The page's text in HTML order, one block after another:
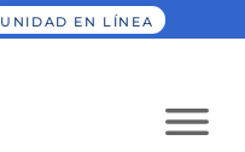
UNIDAD EN LÍNEA